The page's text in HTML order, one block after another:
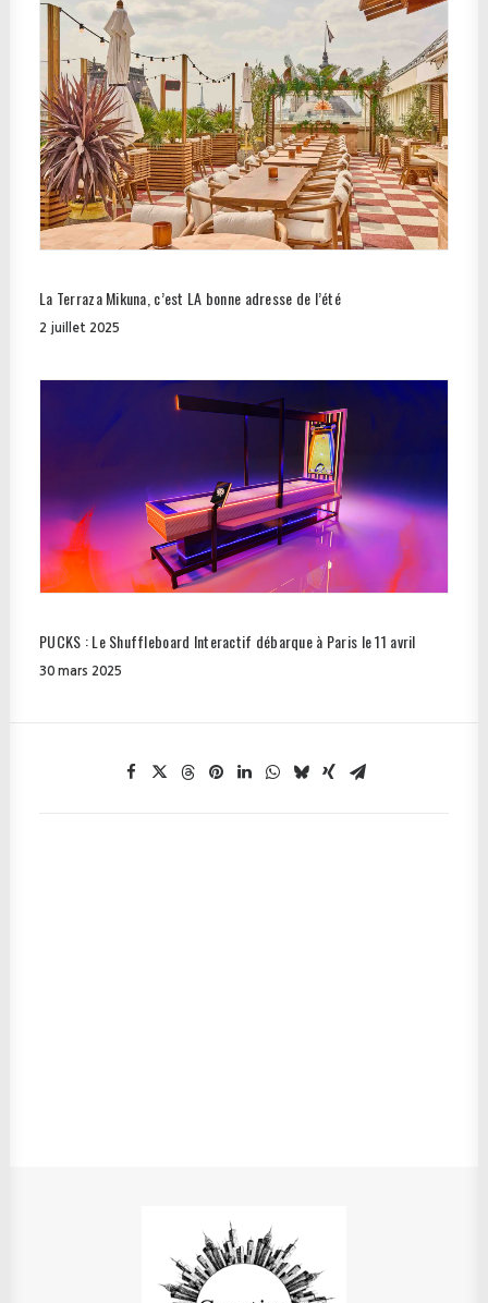
La Terraza Mikuna, c’est LA bonne adresse de l’été
2 juillet 2025
PUCKS : Le Shuffleboard Interactif débarque à Paris le 11 avril
30 mars 2025